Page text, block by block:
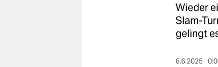
Wieder
Slam-
gelingt
6.6.2025